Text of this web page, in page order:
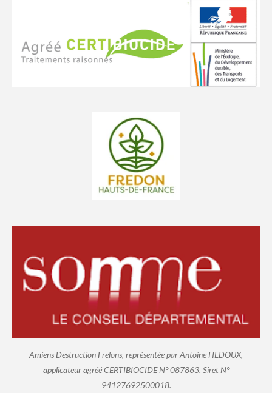
Amiens Destruction Frelons, représentée par Antoine HEDOUX,
applicateur agréé CERTIBIOCIDE N° 087863. Siret N°
94127692500018.